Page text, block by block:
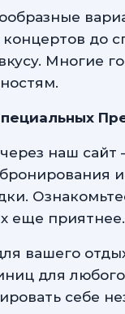
до
Многие
наш
еще приятнее.
вашего
для
себе